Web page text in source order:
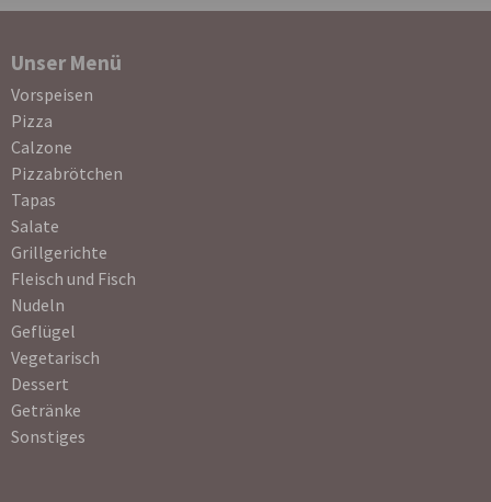
Unser Menü
Navigation
überspringen
Vorspeisen
Pizza
Calzone
Pizzabrötchen
Tapas
Salate
Grillgerichte
Fleisch und Fisch
Nudeln
Geflügel
Vegetarisch
Dessert
Getränke
Sonstiges